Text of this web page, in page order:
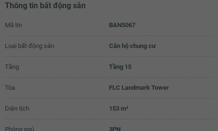
Thông tin bất động sản
Mã tin BAN5067
Loại bất động sản Căn hộ chung cư
Tầng Tầng 15
Tòa FLC Landmark Tower
Diện tích 153 m²
Phòng ngủ 3PN